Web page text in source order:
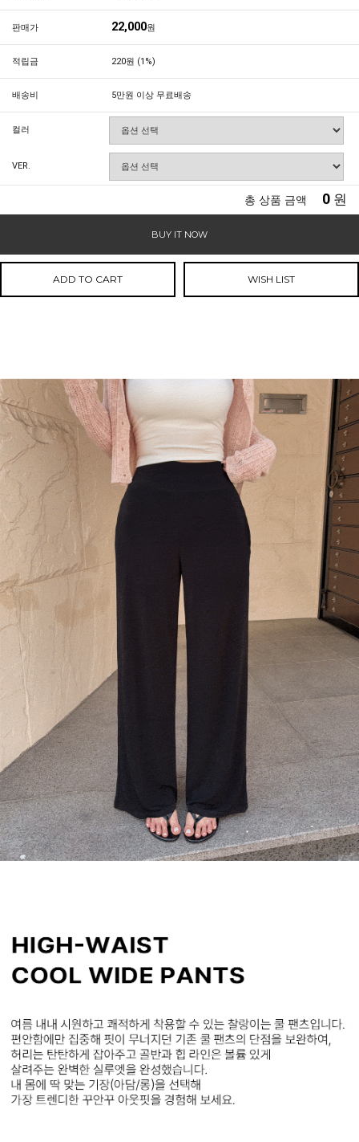
판매가 22,000원
적립금 220원 (1%)
배송비 5만원 이상 무료배송
컬러
VER.
총 상품 금액 0 원
BUY IT NOW
ADD TO CART WISH LIST